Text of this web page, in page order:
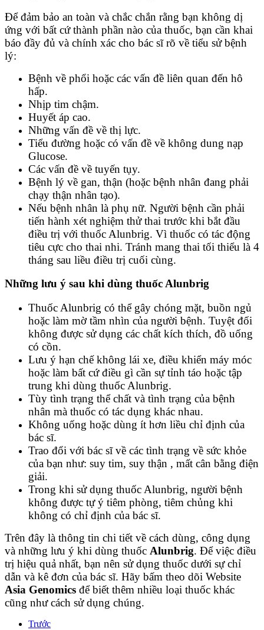
Để đảm bảo an toàn và chắc chắn rằng bạn không dị
ứng với bất cứ thành phần nào của thuốc, bạn cần khai
báo đầy đủ và chính xác cho bác sĩ rõ về tiểu sử bệnh
lý:
Bệnh về phổi hoặc các vấn đề liên quan đến hô
hấp.
Nhịp tim chậm.
Huyết áp cao.
Những vấn đề về thị lực.
Tiểu đường hoặc có vấn đề về không dung nạp
Glucose.
Các vấn đề về tuyến tụy.
Bệnh lý về gan, thận (hoặc bệnh nhân đang phải
chạy thận nhân tạo).
Nếu bệnh nhân là phụ nữ. Người bệnh cần phải
tiến hành xét nghiệm thử thai trước khi bắt đầu
điều trị với thuốc Alunbrig. Vì thuốc có tác động
tiêu cực cho thai nhi. Tránh mang thai tối thiểu là 4
tháng sau liều điều trị cuối cùng.
Những lưu ý sau khi dùng thuốc Alunbrig
Thuốc Alunbrig có thể gây chóng mặt, buồn ngủ
hoặc làm mờ tầm nhìn của người bệnh. Tuyệt đối
không được sử dụng các chất kích thích, đồ uống
có cồn.
Lưu ý hạn chế không lái xe, điều khiển máy móc
hoặc làm bất cứ điều gì cần sự tỉnh táo hoặc tập
trung khi dùng thuốc Alunbrig.
Tùy tình trạng thể chất và tình trạng của bệnh
nhân mà thuốc có tác dụng khác nhau.
Không uống hoặc dùng ít hơn liều chỉ định của
bác sĩ.
Trao đổi với bác sĩ về các tình trạng về sức khỏe
của bạn như: suy tim, suy thận , mất cân bằng điện
giải.
Trong khi sử dụng thuốc Alunbrig, người bệnh
không được tự ý tiêm phòng, tiêm chủng khi
không có chỉ định của bác sĩ.
Trên đây là thông tin chi tiết về cách dùng, công dụng
và những lưu ý khi dùng thuốc Alunbrig. Để việc điều
trị hiệu quả nhất, bạn nên sử dụng thuốc dưới sự chỉ
dẫn và kê đơn của bác sĩ. Hãy bấm theo dõi Website
Asia Genomics để biết thêm nhiều loại thuốc khác
cũng như cách sử dụng chúng.
Trước